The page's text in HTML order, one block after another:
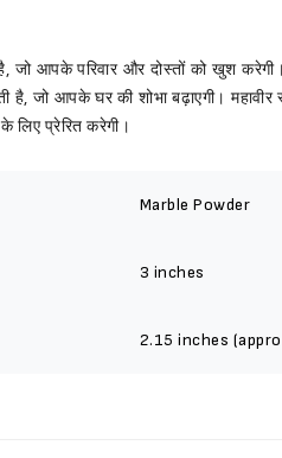
जो आपके परिवार और दोस्तों को खुश
जो आपके घर की शोभा बढ़ाएगी।
लिए प्रेरित करेगी।
Marble Powder
3 inches
2.15 inches